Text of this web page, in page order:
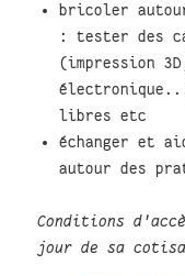
bricoler
: tester des
(impression
libres etc
échanger et
autour des
Conditions
jour de sa